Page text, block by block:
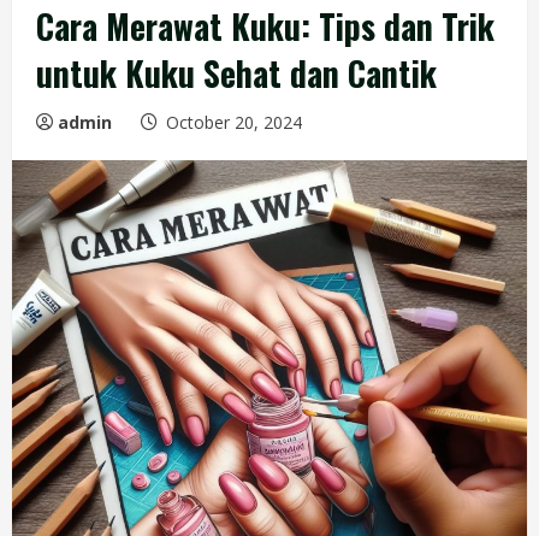
Cara Merawat Kuku: Tips dan Trik
untuk Kuku Sehat dan Cantik
admin October 20, 2024